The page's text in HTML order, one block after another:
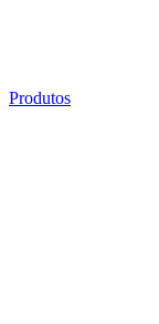
Produtos